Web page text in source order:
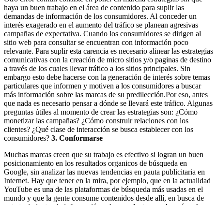
haya un buen trabajo en el área de contenido para suplir las
demandas de información de los consumidores. Al conceder un
interés exagerado en el aumento del tráfico se planean agresivas
campañas de expectativa. Cuando los consumidores se dirigen al
sitio web para consultar se encuentran con información poco
relevante. Para suplir esta carencia es necesario alinear las estrategias
comunicativas con la creación de micro sitios y/o paginas de destino
a través de los cuales llevar tráfico a los sitios principales. Sin
embargo esto debe hacerse con la generación de interés sobre temas
particulares que informen y motiven a los consumidores a buscar
más información sobre las marcas de su predilección.Por eso, antes
que nada es necesario pensar a dónde se llevará este tráfico. Algunas
preguntas útiles al momento de crear las estrategias son: ¿Cómo
monetizar las campañas? ¿Cómo construir relaciones con los
clientes? ¿Qué clase de interacción se busca establecer con los
consumidores? 3. Conformarse
Muchas marcas creen que su trabajo es efectivo si logran un buen
posicionamiento en los resultados organicos de búsqueda en
Google, sin analizar las nuevas tendencias en pauta publicitaria en
Internet. Hay que tener en la mira, por ejemplo, que en la actualidad
YouTube es una de las plataformas de búsqueda más usadas en el
mundo y que la gente consume contenidos desde allí, en busca de